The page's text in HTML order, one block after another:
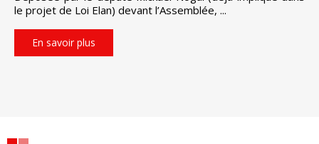
le projet de Loi Elan) devant l’Assemblée, ...
En savoir plus